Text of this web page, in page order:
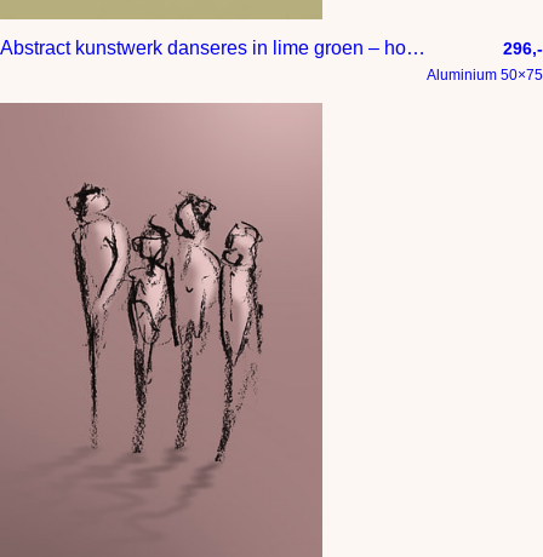
Abstract kunstwerk danseres in lime groen – houtskool tekening 296,-
Aluminium 50×75